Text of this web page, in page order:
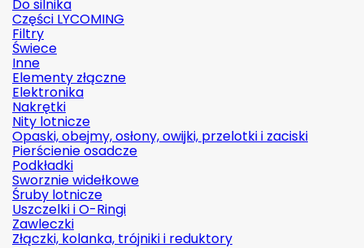
Do silnika
Części LYCOMING
Filtry
Świece
Inne
Elementy złączne
Elektronika
Nakrętki
Nity lotnicze
Opaski, obejmy, osłony, owijki, przelotki i zaciski
Pierścienie osadcze
Podkładki
Sworznie widełkowe
Śruby lotnicze
Uszczelki i O-Ringi
Zawleczki
Złączki, kolanka, trójniki i reduktory